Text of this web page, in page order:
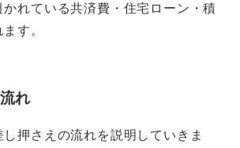
れている共済費・住宅ローン・積
す。
れ
押さえの流れを説明していきま